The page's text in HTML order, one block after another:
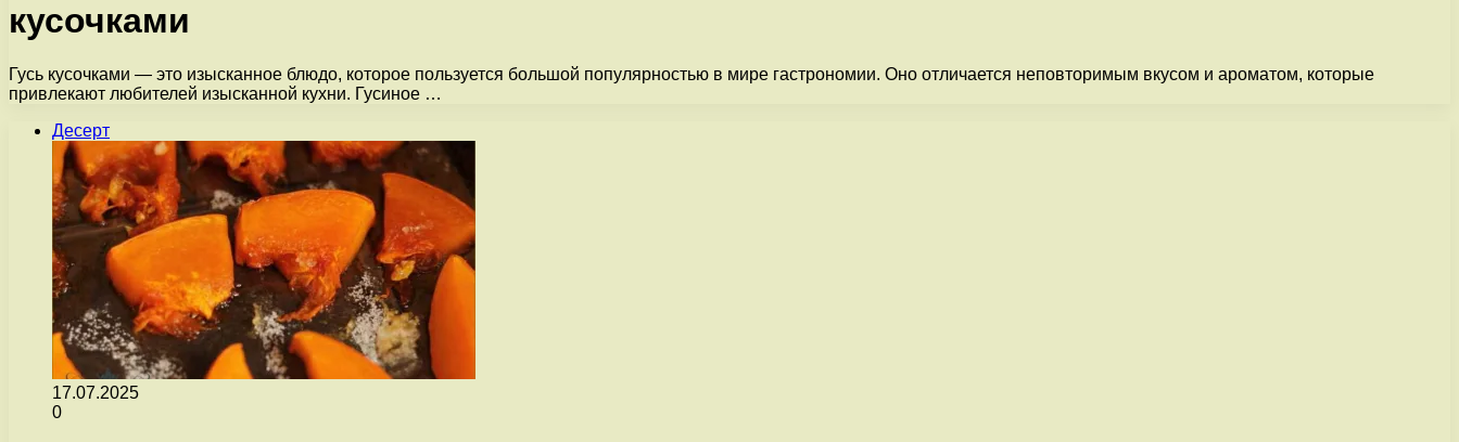
кусочками
Гусь кусочками — это изысканное блюдо, которое пользуется большой популярностью в мире гастрономии. Оно отличается неповторимым вкусом и ароматом, которые
привлекают любителей изысканной кухни. Гусиное …
Десерт
17.07.2025
0